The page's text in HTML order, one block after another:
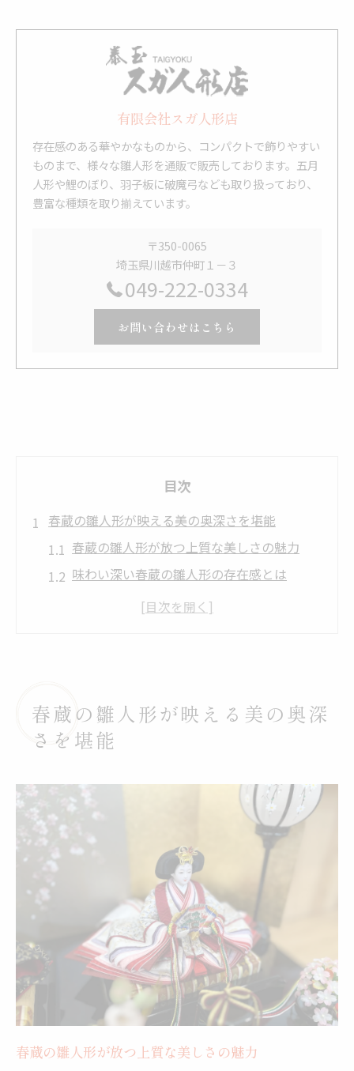
有限会社スガ人形店
存在感のある華やかなものから、コンパクトで飾りやすい
ものまで、様々な雛人形を通販で販売しております。五月
人形や鯉のぼり、羽子板に破魔弓なども取り扱っており、
豊富な種類を取り揃えています。
〒350-0065
埼玉県川越市仲町１－３
049-222-0334
お問い合わせはこちら
目次
春蔵の雛人形が映える美の奥深さを堪能
春蔵の雛人形が放つ上質な美しさの魅力
味わい深い春蔵の雛人形の存在感とは
春蔵の雛人形が空間を格調高く彩る理由
優雅な紅薔薇で彩る春蔵の雛人形の世界
紅薔薇が映す春蔵の雛人形の上品な色彩美
春蔵の雛人形に宿る紅色の気品と味わい
お姫様の襲が際立つ春蔵の雛人形の特徴
黒地着物のお殿様と紅薔薇の相性の良さ
春蔵の雛人形で楽しむ紅薔薇の魅力的な世
現代空間に馴染む春蔵の雛人形の魅力発見
春蔵の雛人形が現代インテリアで際立つ理
味わいある春蔵の雛人形の現代的アレンジ
春蔵の雛人形と調和する空間作りのポイン
春蔵の雛人形が映える美の奥深
さを堪能
春蔵の雛人形が放つ上質な美しさの魅力